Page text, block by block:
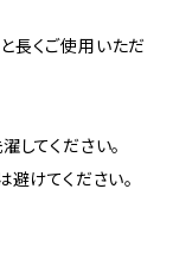
長くご使用いただ
してください。
けてください。